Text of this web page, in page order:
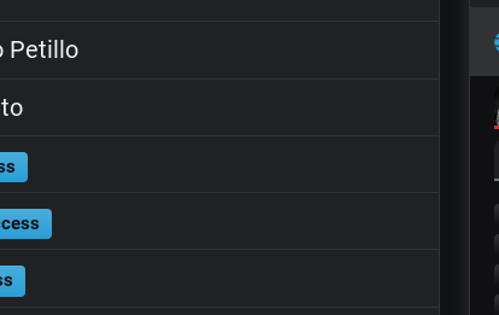
Petillo